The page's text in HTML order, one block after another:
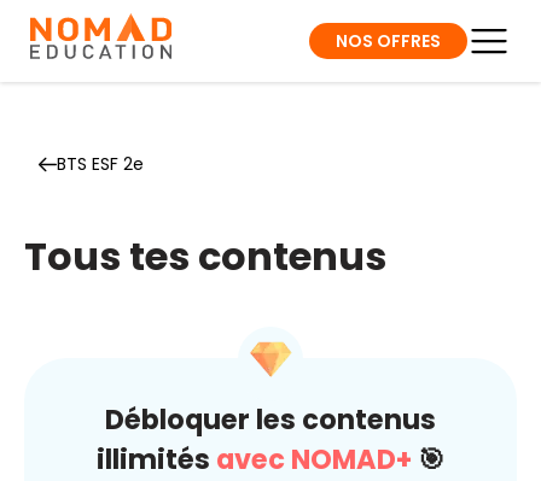
NOS OFFRES
BTS ESF 2e
Tous tes contenus
Débloquer les contenus
illimités avec NOMAD+ 🎯